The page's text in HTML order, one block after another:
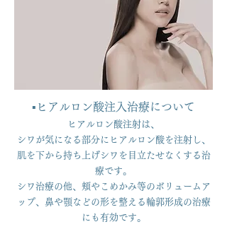
▪︎ヒアルロン酸注入治療について
ヒアルロン酸注射は、
シワが気になる部分にヒアルロン酸を注射し、
肌を下から持ち上げシワを目立たせなくする治
療です。
シワ治療の他、頬やこめかみ等のボリュームア
ップ、鼻や顎などの形を整える輪郭形成の治療
にも有効です。